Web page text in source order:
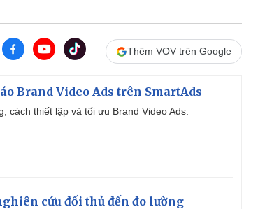
Thêm VOV trên Google
Brand Video Ads trên SmartAds
cách thiết lập và tối ưu Brand Video Ads.
cứu đối thủ đến đo lường